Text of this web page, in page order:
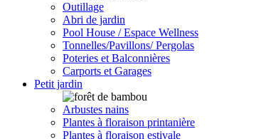
Outillage
Abri de jardin
Pool House / Espace Wellness
Tonnelles/Pavillons/ Pergolas
Poteries et Balconnières
Carports et Garages
Petit jardin
Arbustes nains
Plantes à floraison printanière
Plantes à floraison estivale